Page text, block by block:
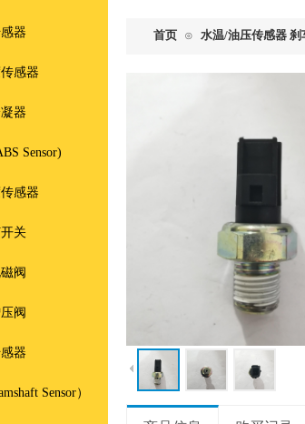
器
感器
器
Sensor)
感器
关
阀
阀
器
Sensor）
首页 ⊙ 水温/油压传感器 刹